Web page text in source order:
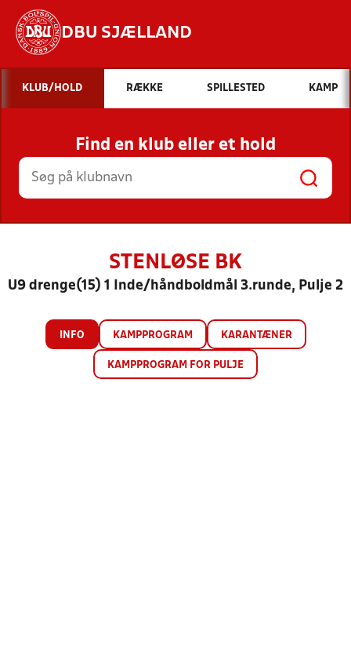
DBU SJÆLLAND
Hvad vil du søge efter?
INDHOLD OG NYHEDER
STILLINGER, RESULTATER, KLUBBER OG
HOLD
KLUB/HOLD RÆKKE SPILLESTED KAMP
Find en klub eller et hold
STENLØSE BK
U9 drenge(15) 1 Inde/håndboldmål 3.runde, Pulje 2
INFO KAMPPROGRAM KARANTÆNER
KAMPPROGRAM FOR PULJE